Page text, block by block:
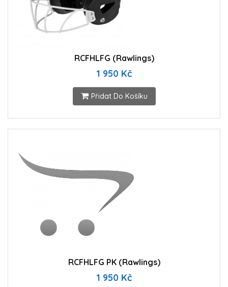
RCFHLFG (Rawlings)
1 950 Kč
Přidat Do Košíku
RCFHLFG PK (Rawlings)
1 950 Kč